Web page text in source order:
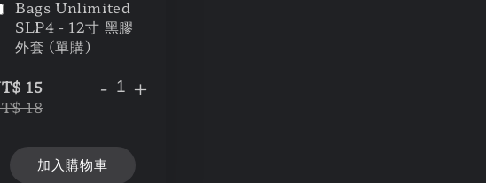
Bags Unlimited
SLP4 - 12寸 黑膠
外套 (單購)
15
18
- +
加入購物車